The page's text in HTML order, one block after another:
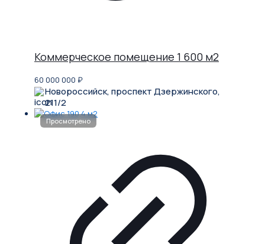
Коммерческое помещение 1 600 м2
60 000 000 ₽
Новороссийск, проспект Дзержинского,
211/2